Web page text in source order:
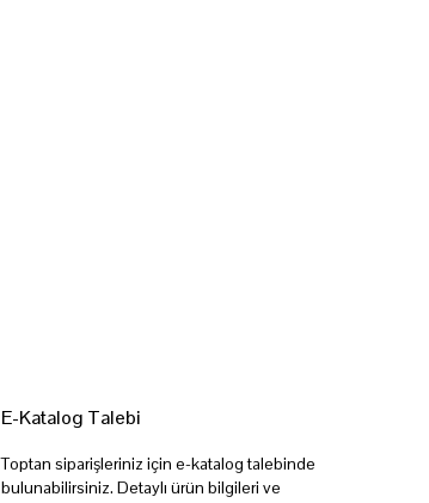
E-Katalog Talebi
Toptan siparişleriniz için e-katalog talebinde
bulunabilirsiniz. Detaylı ürün bilgileri ve